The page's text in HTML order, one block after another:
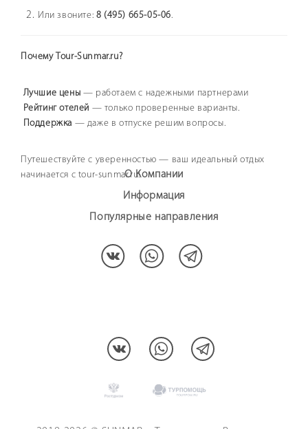
Или звоните: 8 (495) 665-05-06.
Почему Tour-Sunmar.ru?
Лучшие цены — работаем с надежными партнерами
Рейтинг отелей — только проверенные варианты.
Поддержка — даже в отпуске решим вопросы.
Путешествуйте с уверенностью — ваш идеальный отдых
начинается с tour-sunmar.ru!О Компании
Информация
Популярные направления